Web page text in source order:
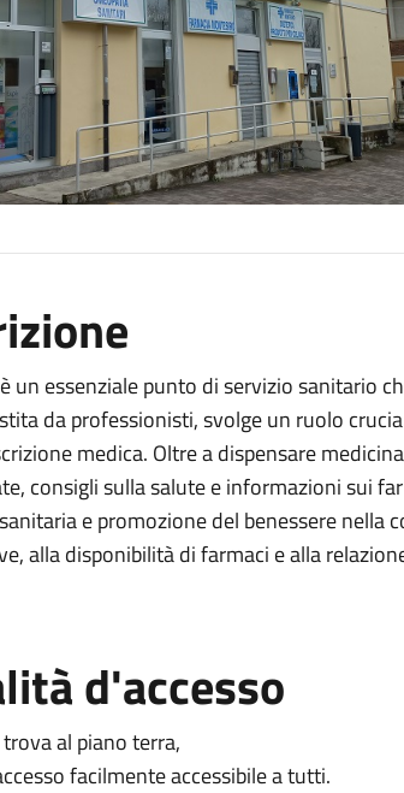
un essenziale punto di servizio sanitario
da professionisti, svolge un ruolo
medica. Oltre a dispensare
consigli sulla salute e informazioni sui
e promozione del benessere nella
alla disponibilità di farmaci e alla
d'accesso
al piano terra,
facilmente accessibile a tutti.